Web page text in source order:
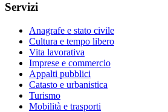
Servizi
Anagrafe e stato civile
Cultura e tempo libero
Vita lavorativa
Imprese e commercio
Appalti pubblici
Catasto e urbanistica
Turismo
Mobilità e trasporti